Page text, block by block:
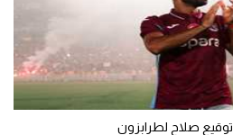
صلاح لطرابزون